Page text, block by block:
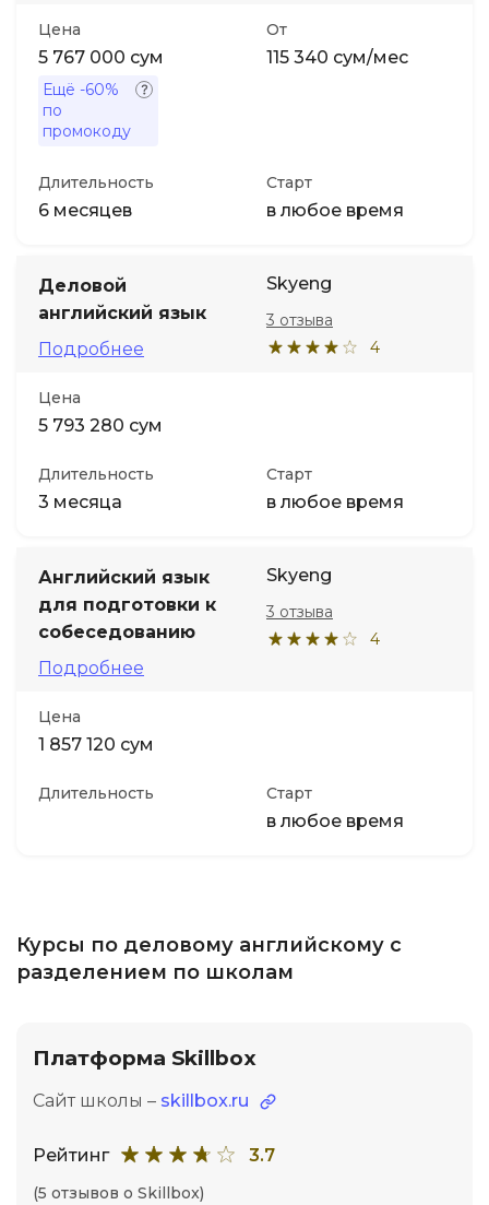
Цена
5 767 000 сум
Ещё -60%
по
промокоду
От
115 340 сум/мес
Длительность
6 месяцев
Старт
в любое время
Деловой
английский язык
Подробнее
Skyeng
4
3 отзыва
Цена
5 793 280 сум
Длительность
3 месяца
Старт
в любое время
Английский язык
для подготовки к
собеседованию
Подробнее
Skyeng
4
3 отзыва
Цена
1 857 120 сум
Длительность Старт
в любое время
Курсы по деловому английскому с
разделением по школам
Платформа Skillbox
Сайт школы – skillbox.ru
Рейтинг 3.7
(5 отзывов о Skillbox)